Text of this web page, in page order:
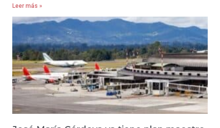
Leer más »